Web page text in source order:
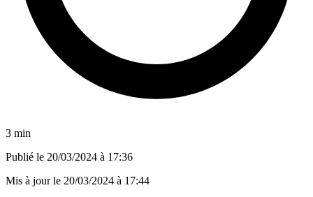
3 min
Publié le 20/03/2024 à 17:36
Mis à jour le 20/03/2024 à 17:44